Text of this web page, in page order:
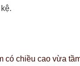
chiều cao vừa